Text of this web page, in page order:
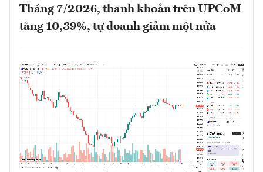
Tháng 7/2026, thanh khoản trên UPCoM
tăng 10,39%, tự doanh giảm một nửa